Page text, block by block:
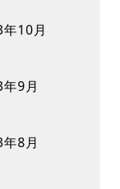
10月
9月
8月